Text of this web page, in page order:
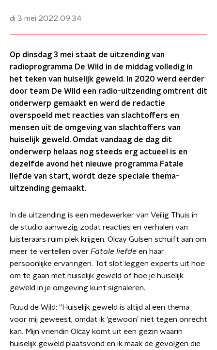
di 3 mei 2022 09:34
Op dinsdag 3 mei staat de uitzending van
radioprogramma De Wild in de middag volledig in
het teken van huiselijk geweld. In 2020 werd eerder
door team De Wild een radio-uitzending omtrent dit
onderwerp gemaakt en werd de redactie
overspoeld met reacties van slachtoffers en
mensen uit de omgeving van slachtoffers van
huiselijk geweld. Omdat vandaag de dag dit
onderwerp helaas nog steeds erg actueel is en
dezelfde avond het nieuwe programma Fatale
liefde van start, wordt deze speciale thema-
uitzending gemaakt.
In de uitzending is een medewerker van Veilig Thuis in
de studio aanwezig zodat reacties en verhalen van
luisteraars ruim plek krijgen. Olcay Gulsen schuift aan om
meer te vertellen over Fatale liefde en haar
persoonlijke ervaringen. Tot slot leggen experts uit hoe
om te gaan met huiselijk geweld of hoe je huiselijk
geweld in je omgeving kunt signaleren.
Ruud de Wild: “Huiselijk geweld is altijd al een thema
voor mij geweest, omdat ik ‘gewoon’ niet tegen onrecht
kan. Mijn vriendin Olcay komt uit een gezin waarin
huiselijk geweld plaatsvond en ik maak de gevolgen die